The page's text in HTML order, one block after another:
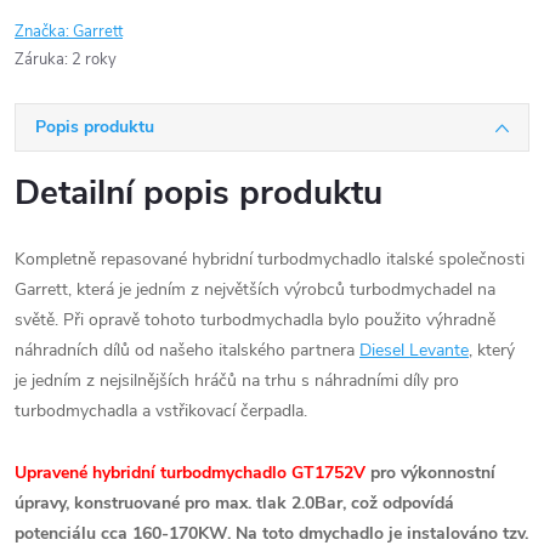
Značka:Garrett
Záruka: 2 roky
Popis produktu
Detailní popis produktu
Kompletně repasované hybridní turbodmychadlo italské společnosti
Garrett, která je jedním z největších výrobců turbodmychadel na
světě. Při opravě tohoto turbodmychadla bylo použito výhradně
náhradních dílů od našeho italského partnera Diesel Levante, který
je jedním z nejsilnějších hráčů na trhu s náhradními díly pro
turbodmychadla a vstřikovací čerpadla.
Upravené hybridní turbodmychadlo GT1752V pro výkonnostní
úpravy, konstruované pro max. tlak 2.0Bar, což odpovídá
potenciálu cca 160-170KW. Na toto dmychadlo je instalováno tzv.